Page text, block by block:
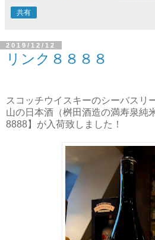
共有
2019/12/12
リンク８８８８
スコッチウイスキーのシーバスリ
山の日本酒（桝田酒造の満寿泉純
8888】が入荷致しました！